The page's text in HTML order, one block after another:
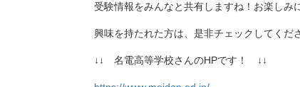
受験情報をみんなと共有しますね！お楽しみ
興味を持たれた方は、是非チェックしてくだ
↓↓ 名電高等学校さんのHPです！ ↓↓